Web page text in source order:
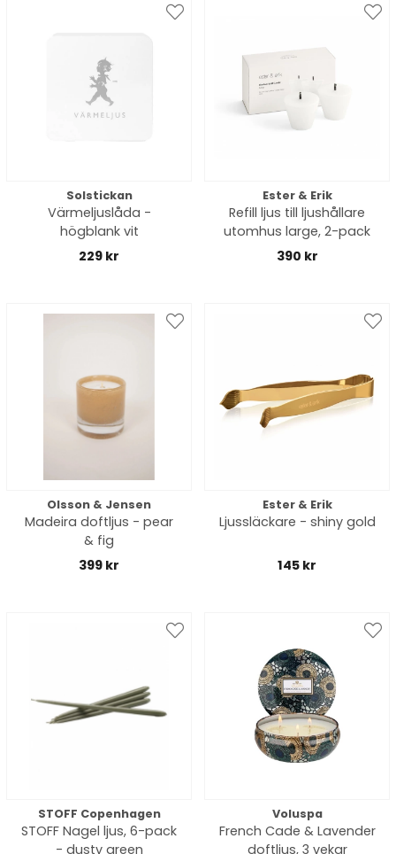
Solstickan
Värmeljuslåda -
högblank vit
229 kr
Ester & Erik
Refill ljus till ljushållare
utomhus large, 2-pack
390 kr
Olsson & Jensen
Madeira doftljus - pear
& fig
399 kr
Ester & Erik
Ljussläckare - shiny gold
145 kr
STOFF Copenhagen
STOFF Nagel ljus, 6-pack
- dusty green
Voluspa
French Cade & Lavender
doftljus, 3 vekar